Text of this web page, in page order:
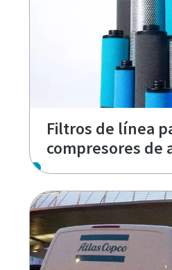
Filtros de línea
compresores de